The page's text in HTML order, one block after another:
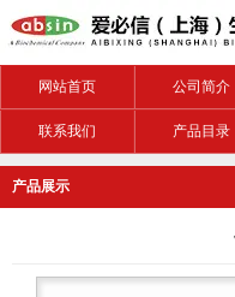
网站首页 公司简介
联系我们 产品目录
产品展示